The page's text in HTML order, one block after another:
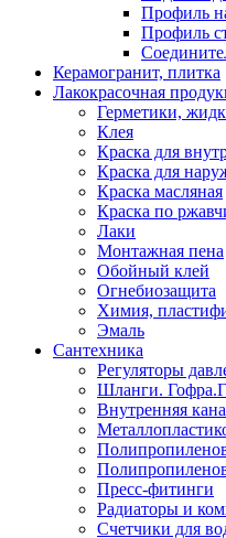
Профиль
Профиль
Керамогранит, плитка
Лакокрасочная
Герметики,
Клея
Краска для
Краска для
Краска масляная
Краска по
Лаки
Монтажная пена
Обойный клей
Огнебиозащита
Химия,
Эмаль
Сантехника
Регуляторы
Шланги.
Внутренняя
Пресс-фитинги
Радиаторы и
Счетчики для